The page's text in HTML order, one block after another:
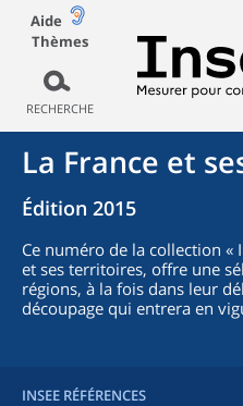
Aide
Thèmes
RECHERCHE
La France et
Édition 2015
Ce numéro de la collection «
et ses territoires, offre une
régions, à la fois dans leur
découpage qui entrera en
INSEE RÉFÉRENCES